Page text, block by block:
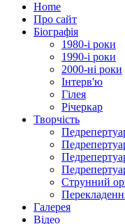
Home
Про сайт
Біографія
1980-і роки
1990-і роки
2000-ні роки
Інтерв'ю
Гілея
Річеркар
Творчість
Струнний
Галерея
Відео